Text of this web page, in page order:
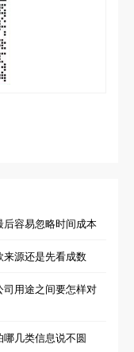
容易忽略时间成本
源还是先看成数
用途之间要怎样对
几类信息说不圆